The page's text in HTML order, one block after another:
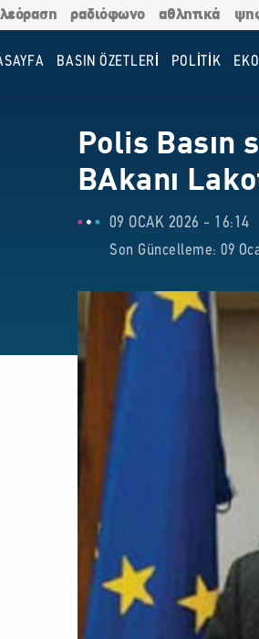
ραδιόφωνο αθλητικά
BASIN ÖZETLERİ POLİTİK
Polis Basın
BAkanı
09 OCAK 2026 - 16:14
Son Güncelleme: 09